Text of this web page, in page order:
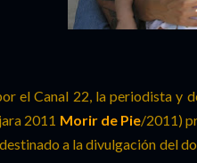
el Canal 22, la periodista y
2011 Morir de Pie/2011)
a la divulgación del